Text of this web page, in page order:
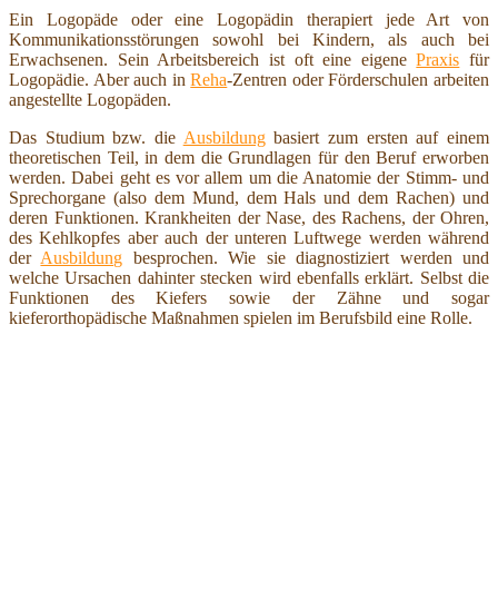
Ein Logopäde oder eine Logopädin therapiert jede Art von
Kommunikationsstörungen sowohl bei Kindern, als auch bei
Erwachsenen. Sein Arbeitsbereich ist oft eine eigenePraxis für
Logopädie. Aber auch inReha-Zentren oder Förderschulen arbeiten
angestellte Logopäden.
Das Studium bzw. die Ausbildungbasiert zum ersten auf einem
theoretischen Teil, in dem die Grundlagen für den Beruf erworben
werden. Dabei geht es vor allem um die Anatomie der Stimm- und
Sprechorgane (also dem Mund, dem Hals und dem Rachen) und
deren Funktionen. Krankheiten der Nase, des Rachens, der Ohren,
des Kehlkopfes aber auch der unteren Luftwege werden während
der Ausbildung besprochen. Wie sie diagnostiziert werden und
welche Ursachen dahinter stecken wird ebenfalls erklärt. Selbst die
Funktionen des Kiefers sowie der Zähne und sogar
kieferorthopädische Maßnahmen spielen im Berufsbild eine Rolle.